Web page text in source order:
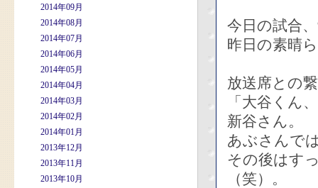
2014年09月
2014年08月
2014年07月
2014年06月
2014年05月
2014年04月
2014年03月
2014年02月
2014年01月
2013年12月
2013年11月
2013年10月
今日の試合
昨日の素晴
放送席との
「大谷くん
新谷さん。
あぶさんで
その後はす
（笑）。